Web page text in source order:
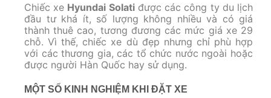
Chiếc xe Hyundai Solatiđược các công ty du lịch
đầu tư khá ít, số lượng không nhiều và có giá
thành thuê cao, tương đương các mức giá xe 29
chỗ. Vì thế, chiếc xe dù đẹp nhưng chỉ phù hợp
với các thương gia, các tổ chức nước ngoài hoặc
được người Hàn Quốc hay sử dụng.
MỘT SỐ KINH NGHIỆM KHI ĐẶT XE